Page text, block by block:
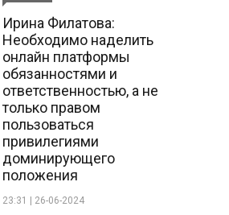
Ирина Филатова:
Необходимо наделить
онлайн платформы
обязанностями и
ответственностью, а не
только правом
пользоваться
привилегиями
доминирующего
положения
23:31 | 26-06-2024